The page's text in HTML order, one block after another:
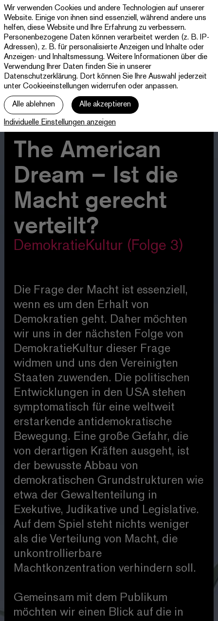
Theater
Paderborn
Westfälische
Kammerspiele
Programm & Tickets
Abos
jott
Ihr Besuch
Haus
The American
Dream – Ist die
Macht gerecht
verteilt?
DemokratieKultur (Folge 3)
Die Frage der Macht ist essenziell,
wenn es um den Erhalt von
Demokratien geht. Daher möchten
wir uns in der nächsten Folge von
DemokratieKultur dieser Frage
widmen und uns den Vereinigten
Staaten zuwenden. Die politischen
Entwicklungen in den USA stehen
symptomatisch für eine weltweit
erstarkende antidemokratische
Bewegung. Eine große Gefahr, die
von derartigen Kräften ausgeht, ist
der bewusste Abbau von
demokratischen Grundstrukturen wie
etwa der Gewaltenteilung in
Exekutive, Judikative und Legislative.
Auf dem Spiel steht nichts weniger
als die Verteilung von Macht, die
unkontrollierbare
Machtkonzentration verhindern soll.
Gemeinsam mit dem Publikum
möchten wir einen Blick auf die in
Wir verwenden Cookies und andere Technologien auf unserer
Website. Einige von ihnen sind essenziell, während andere uns
helfen, diese Website und Ihre Erfahrung zu verbessern.
Personenbezogene Daten können verarbeitet werden (z. B. IP-
Adressen), z. B. für personalisierte Anzeigen und Inhalte oder
Anzeigen- und Inhaltsmessung. Weitere Informationen über die
Verwendung Ihrer Daten finden Sie in unserer
Datenschutzerklärung. Dort können Sie Ihre Auswahl jederzeit
unter Cookieeinstellungen widerrufen oder anpassen.
Alle ablehnen Alle akzeptieren
Individuelle Einstellungen anzeigen